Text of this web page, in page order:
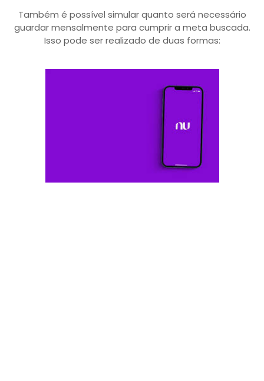
Também é possível simular quanto será necessário
guardar mensalmente para cumprir a meta buscada.
Isso pode ser realizado de duas formas: